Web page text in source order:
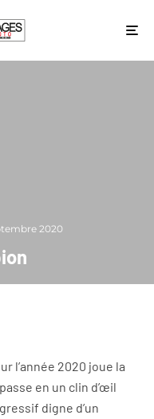
2020
l’année 2020 joue la
en un clin d’œil
digne d’un